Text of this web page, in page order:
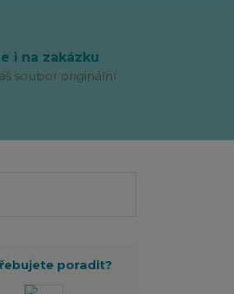
i na zakázku
soubor originální
poradit?